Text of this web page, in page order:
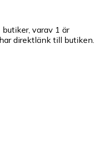
varav 1 är
direktlänk till butiken.